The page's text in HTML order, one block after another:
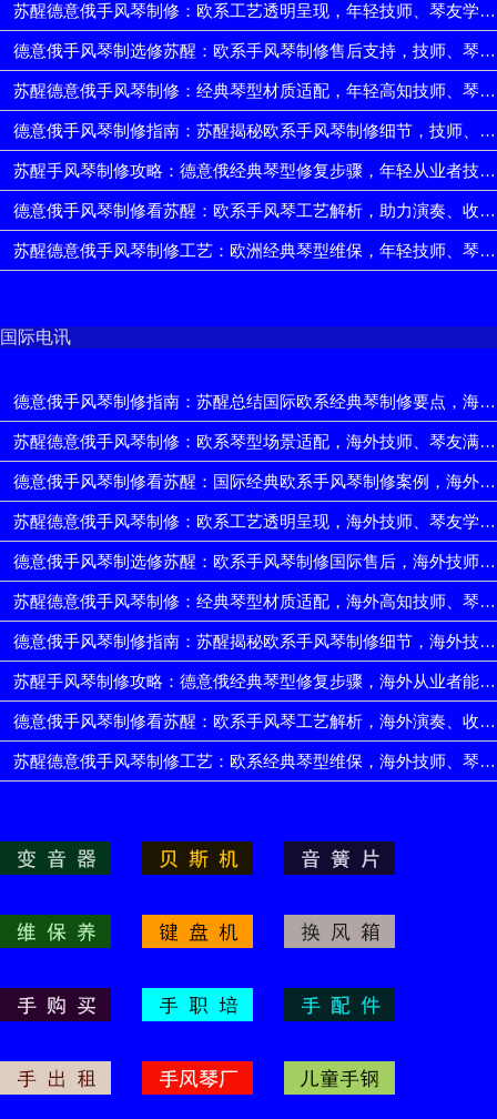
苏醒德意俄手风琴制修：欧系工艺透明呈现，年轻技师、琴友学真本事
德意俄手风琴制选修苏醒：欧系手风琴制修售后支持，技师、琴友技术成长有支撑
苏醒德意俄手风琴制修：经典琴型材质适配，年轻高知技师、琴友契合演奏收藏需求
德意俄手风琴制修指南：苏醒揭秘欧系手风琴制修细节，技师、琴友避坑护琴
苏醒手风琴制修攻略：德意俄经典琴型修复步骤，年轻从业者技术进阶快
德意俄手风琴制修看苏醒：欧系手风琴工艺解析，助力演奏、收藏品质保障
苏醒德意俄手风琴制修工艺：欧洲经典琴型维保，年轻技师、琴友掌握专业核心
国际电讯
德意俄手风琴制修指南：苏醒总结国际欧系经典琴制修要点，海外技师、琴友建立全球竞争力
苏醒德意俄手风琴制修：欧系琴型场景适配，海外技师、琴友满足国际演奏、收藏多样需求
德意俄手风琴制修看苏醒：国际经典欧系手风琴制修案例，海外技师、琴友实战参考丰富
苏醒德意俄手风琴制修：欧系工艺透明呈现，海外技师、琴友学精技术
德意俄手风琴制选修苏醒：欧系手风琴制修国际售后，海外技师、琴友全球技术支持
苏醒德意俄手风琴制修：经典琴型材质适配，海外高知技师、琴友契合国际演奏收藏需求
德意俄手风琴制修指南：苏醒揭秘欧系手风琴制修细节，海外技师、琴友技术升级
苏醒手风琴制修攻略：德意俄经典琴型修复步骤，海外从业者能力跃升
德意俄手风琴制修看苏醒：欧系手风琴工艺解析，海外演奏、收藏获国际品质
苏醒德意俄手风琴制修工艺：欧系经典琴型维保，海外技师、琴友进阶之选